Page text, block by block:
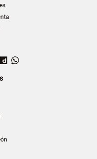
YouTubeDailymotion